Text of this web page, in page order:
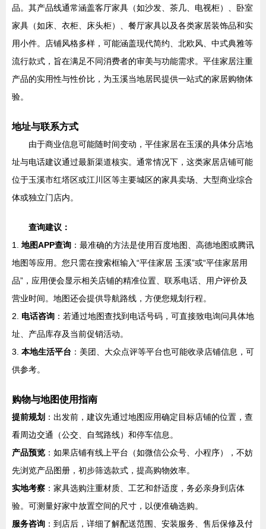
品。其产品线通常涵盖客厅家具（如沙发、茶几、电视柜）、卧室
家具（如床、衣柜、床头柜）、餐厅家具以及各类家居装饰品和实
用小件。店铺风格多样，可能涵盖现代简约、北欧风、中式典雅等
流行款式，旨在满足不同消费者的审美与功能需求。平佳家居注重
产品的实用性与性价比，为玉溪当地居民提供一站式的家居购物体
验。
地址与联系方式
由于商业信息可能随时间变动，平佳家居在玉溪的具体分店地
址与电话建议通过最新渠道核实。通常情况下，这类家居店铺可能
位于玉溪市红塔区或江川区等主要城区的家具卖场、大型商业综合
体或独立门店内。
查询建议：
1. 地图APP查询 ：最准确的方法是使用百度地图、高德地图或腾讯
地图等应用。您只需在搜索框输入“平佳家居 玉溪”或“平佳家居用
品”，应用便会显示相关店铺的精准位置、联系电话、用户评价及
营业时间。地图还会提供导航路线，方便您规划行程。
2. 电话咨询 ：若通过地图查找到电话号码，可直接致电询问具体地
址、产品库存及当前促销活动。
3. 本地生活平台 ：美团、大众点评等平台也可能收录店铺信息，可
供参考。
购物与地图使用指南
提前规划 ：出发前，建议先通过地图应用确定目标店铺的位置，查
看周边交通（公交、自驾路线）和停车信息。
产品预览 ：如果店铺有线上平台（如微信公众号、小程序），不妨
先浏览产品图册，初步筛选款式，提高购物效率。
实地考察 ：家具选购注重材质、工艺和舒适度，务必亲身到店体
验。可测量好家中放置空间的尺寸，以便准确选购。
服务咨询 ：到店后，详细了解配送范围、安装服务、售后保修及付